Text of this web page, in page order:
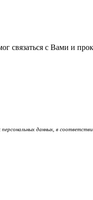
связаться с Вами и
данных, в